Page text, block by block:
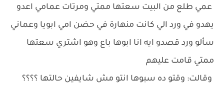
عمي طلع من البيت سعتها ممتي ومرتات عمامي اعدو
يهدو في ورد الي كانت منهارة في حضن امي ابويا وعماني
سألو ورد قصدو ايه انا ابوها باع وهو اشتري سعتها
ممتي قامت عليهم
وقالت: وقتو ده سبوها انتو مش شايفين حالتها ؟؟؟؟